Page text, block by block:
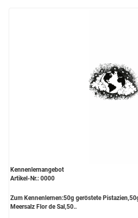
Kennenlernangebot
Artikel-Nr.: 0000
Zum Kennenlernen:50g geröstete
Meersalz Flor de Sal,50..